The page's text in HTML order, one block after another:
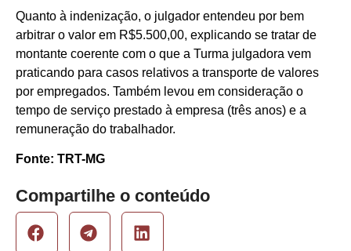
Quanto à indenização, o julgador entendeu por bem
arbitrar o valor em R$5.500,00, explicando se tratar de
montante coerente com o que a Turma julgadora vem
praticando para casos relativos a transporte de valores
por empregados. Também levou em consideração o
tempo de serviço prestado à empresa (três anos) e a
remuneração do trabalhador.
Fonte: TRT-MG
Compartilhe o conteúdo